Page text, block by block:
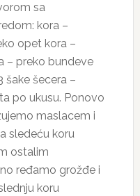
sa
kora –
opet kora –
– preko bundeve
šake šecera –
po ukusu. Ponovo
maslacem i
sledeću koru
ostalim
ređamo grožđe i
koru